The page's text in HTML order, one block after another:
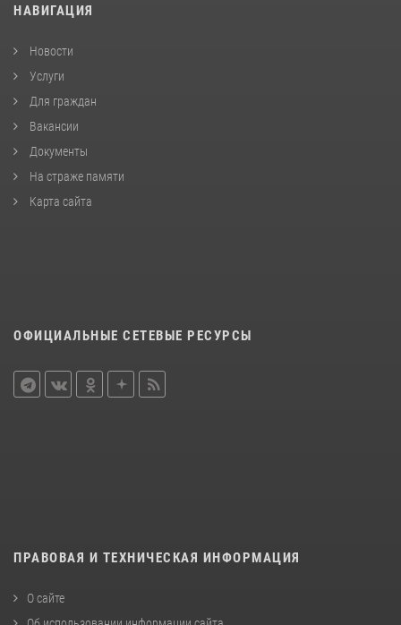
НАВИГАЦИЯ
Новости
Услуги
Для граждан
Вакансии
Документы
На страже памяти
Карта сайта
ОФИЦИАЛЬНЫЕ СЕТЕВЫЕ РЕСУРСЫ
ПРАВОВАЯ И ТЕХНИЧЕСКАЯ ИНФОРМАЦИЯ
О сайте